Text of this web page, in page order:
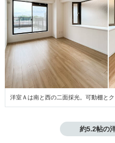
洋室Ａは南と西の二面採光。可動棚とク
約5.2帖の